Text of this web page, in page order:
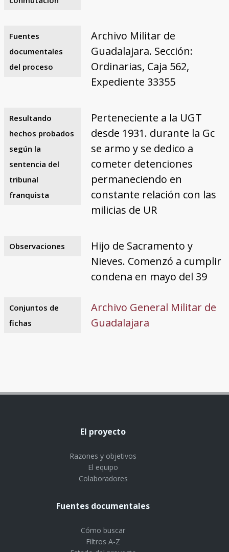
Fuentes
documentales
del proceso
Archivo Militar de
Guadalajara. Sección:
Ordinarias, Caja 562,
Expediente 33355
Resultando
hechos probados
según la
sentencia del
tribunal
franquista
Perteneciente a la UGT
desde 1931. durante la Gc
se armo y se dedico a
cometer detenciones
permaneciendo en
constante relación con las
milicias de UR
Observaciones
Hijo de Sacramento y
Nieves. Comenzó a cumplir
condena en mayo del 39
Conjuntos de
fichas
Archivo General Militar de
Guadalajara
El proyecto
Razones y objetivos
El equipo
Colaboradores
Fuentes documentales
Cómo buscar
Filtros A-Z